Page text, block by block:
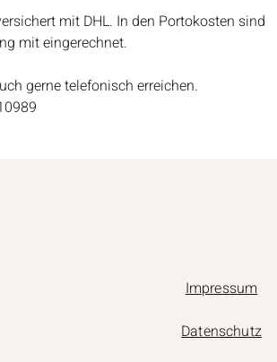
mit DHL. In den Portokosten sind
mit eingerechnet.
gerne telefonisch erreichen.
Datenschutz
Impressum